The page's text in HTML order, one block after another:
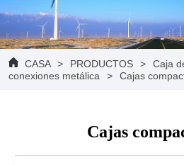
CASA > PRODUCTOS > Caja
conexiones metálica
> Cajas
Cajas